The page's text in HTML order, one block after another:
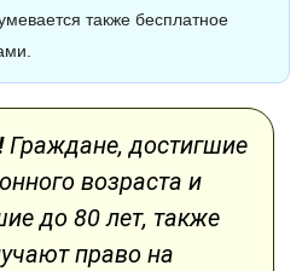
также бесплатное
Граждане, достигшие
возраста и
до 80 лет, также
право на